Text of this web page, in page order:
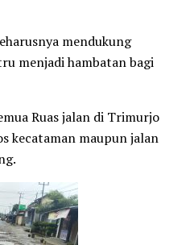
mendukung
menjadi hambatan bagi
Ruas jalan di Trimurjo
kecataman maupun jalan